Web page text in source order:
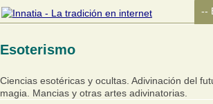
Esoterismo
Ciencias esotéricas y ocultas. Adivinación del
magia. Mancias y otras artes adivinatorias.